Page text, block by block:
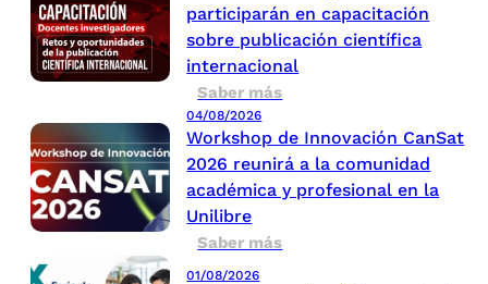
participarán en capacitación
sobre publicación científica
internacional
Saber más
04/08/2026
Workshop de Innovación CanSat
2026 reunirá a la comunidad
académica y profesional en la
Unilibre
Saber más
01/08/2026